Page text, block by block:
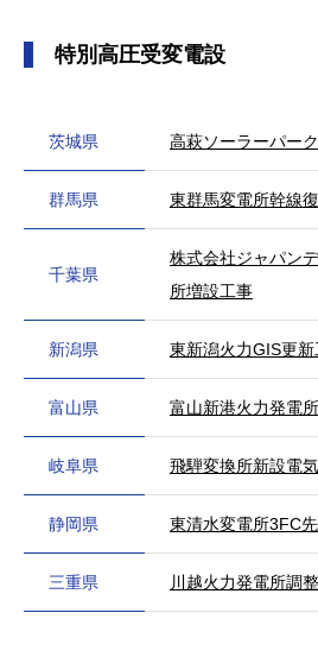
特別高圧受変電設
茨城県 高萩ソーラーパー
群馬県 東群馬変電所幹線
千葉県
株式会社ジャパン
所増設工事
新潟県 東新潟火力GIS更新
富山県 富山新港火力発電
岐阜県 飛騨変換所新設電
静岡県 東清水変電所3FC
三重県 川越火力発電所調